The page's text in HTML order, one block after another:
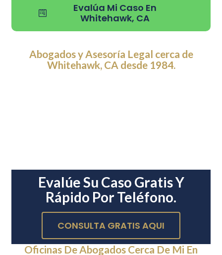
Evalúa Mi Caso En
Whitehawk, CA
Abogados y Asesoría Legal cerca de
Whitehawk, CA desde 1984.
Evalúe Su Caso Gratis Y
Rápido Por Teléfono.
CONSULTA GRATIS AQUI
Oficinas De Abogados Cerca De Mi En